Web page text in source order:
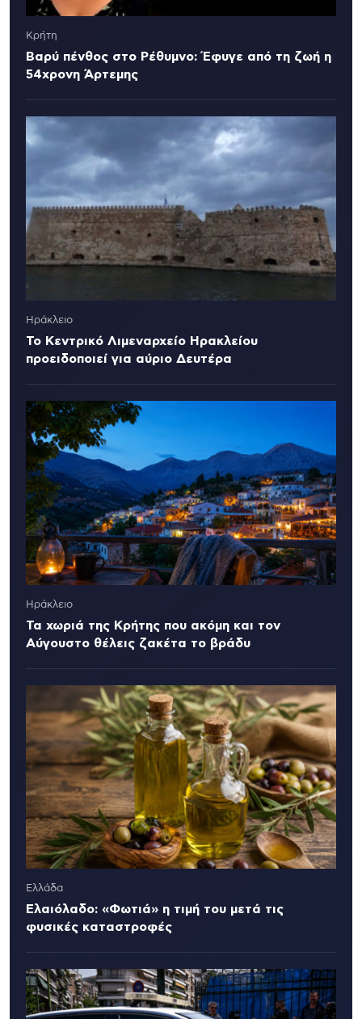
Κρήτη
Βαρύ πένθος στο Ρέθυμνο: Έφυγε από τη ζωή η
54χρονη Άρτεμης
Ηράκλειο
Το Κεντρικό Λιμεναρχείο Ηρακλείου
προειδοποιεί για αύριο Δευτέρα
Ηράκλειο
Τα χωριά της Κρήτης που ακόμη και τον
Αύγουστο θέλεις ζακέτα το βράδυ
Ελλάδα
Ελαιόλαδο: «Φωτιά» η τιμή του μετά τις
φυσικές καταστροφές